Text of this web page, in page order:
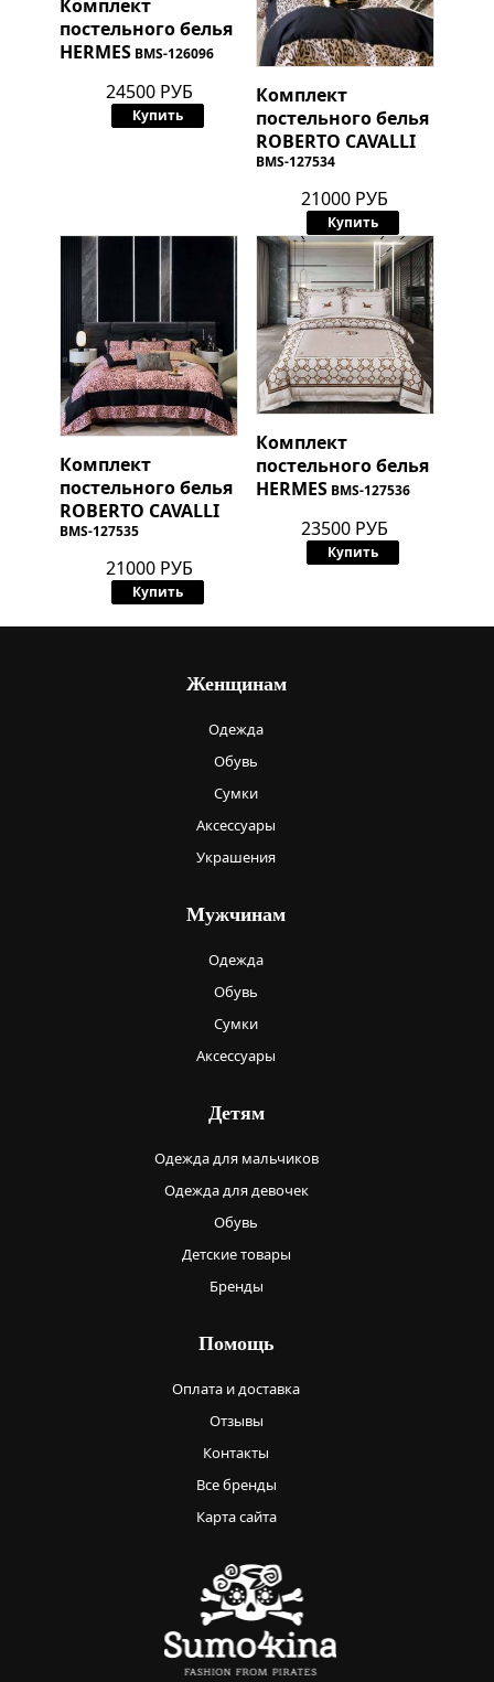
Комплект
постельного белья
HERMES BMS-126096
24500 РУБ
Купить
Комплект
постельного белья
ROBERTO CAVALLI
BMS-127534
21000 РУБ
Купить
Комплект
постельного белья
ROBERTO CAVALLI
BMS-127535
21000 РУБ
Купить
Комплект
постельного белья
HERMES BMS-127536
23500 РУБ
Купить
Женщинам
Одежда
Обувь
Сумки
Аксессуары
Украшения
Мужчинам
Одежда
Обувь
Сумки
Аксессуары
Детям
Одежда для мальчиков
Одежда для девочек
Обувь
Детские товары
Бренды
Помощь
Оплата и доставка
Отзывы
Контакты
Все бренды
Карта сайта